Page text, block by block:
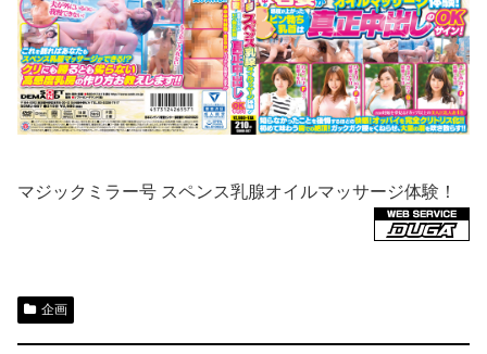
マジックミラー号 スペンス乳腺オイルマッサージ体験！
企画